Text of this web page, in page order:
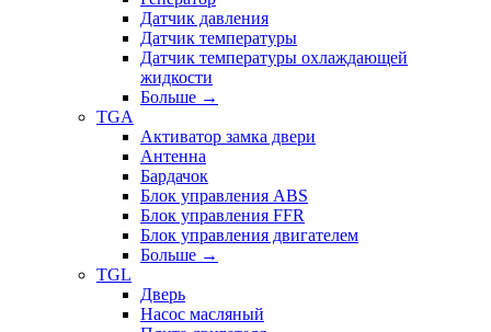
Датчик давления
Датчик температуры
Датчик температуры охлаждающей
жидкости
Больше →
TGA
Активатор замка двери
Антенна
Бардачок
Блок управления ABS
Блок управления FFR
Блок управления двигателем
Больше →
TGL
Дверь
Насос масляный